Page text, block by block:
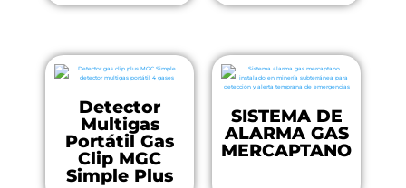
Detector
Multigas
Portátil Gas
Clip MGC
Simple Plus
SISTEMA DE
ALARMA GAS
MERCAPTANO